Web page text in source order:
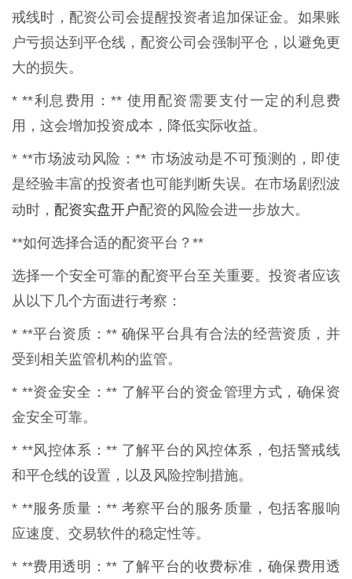
戒线时，配资公司会提醒投资者追加保证金。如果账
户亏损达到平仓线，配资公司会强制平仓，以避免更
大的损失。
* **利息费用：** 使用配资需要支付一定的利息费
用，这会增加投资成本，降低实际收益。
* **市场波动风险：** 市场波动是不可预测的，即使
是经验丰富的投资者也可能判断失误。在市场剧烈波
动时， 配资实盘开户配资的风险会进一步放大。
**如何选择合适的配资平台？**
选择一个安全可靠的配资平台至关重要。投资者应该
从以下几个方面进行考察：
* **平台资质：** 确保平台具有合法的经营资质，并
受到相关监管机构的监管。
* **资金安全：** 了解平台的资金管理方式，确保资
金安全可靠。
* **风控体系：** 了解平台的风控体系，包括警戒线
和平仓线的设置，以及风险控制措施。
* **服务质量：** 考察平台的服务质量，包括客服响
应速度、交易软件的稳定性等。
* **费用透明：** 了解平台的收费标准，确保费用透